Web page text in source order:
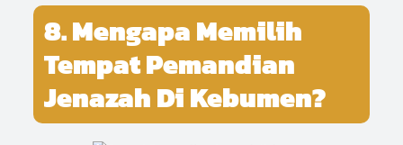
8. Mengapa Memilih
Tempat Pemandian
Jenazah Di Kebumen?